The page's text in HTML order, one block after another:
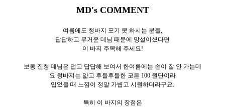
MD's COMMENT
여름에도 청바지 포기 못 하시는 분들,
답답하고 무거운 데님 때문에 망설이셨다면
이 바지 주목해 주세요!
보통 진청 데님은 덥고 답답해 보여서 한여름에는 손이 잘 안 가는데
요 청바지는 얇고 후들후들한 코튼 100 원단이라
입었을 때 느낌이 정말 가볍고 시원하더라구요.
특히 이 바지의 장점은